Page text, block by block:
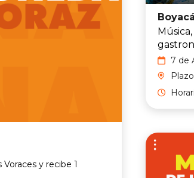
y recibe 1
7 de